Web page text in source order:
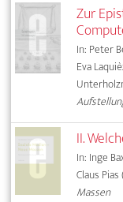
Zur
In: Peter
Eva
II.
In: Inge
Claus Pias
Massen